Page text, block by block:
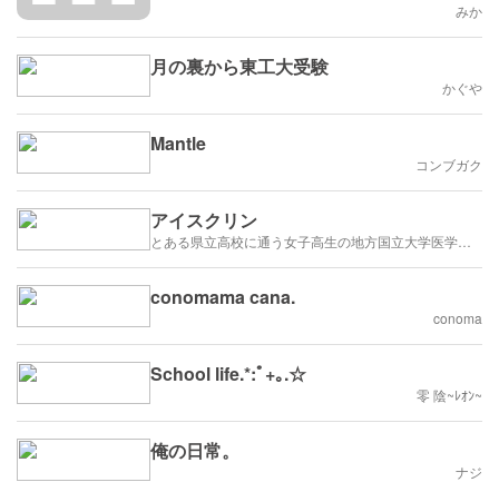
みか
月の裏から東工大受験
かぐや
Mantle
コンブガク
アイスクリン
conomama cana.
conoma
School life.*:ﾟ+｡.☆
零 陰~ﾚｵﾝ~
俺の日常。
ナジ